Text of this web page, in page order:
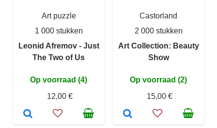
Art puzzle
1 000 stukken
Leonid Afremov - Just
The Two of Us
Op voorraad (4)
12,00 €
Castorland
2 000 stukken
Art Collection: Beauty
Show
Op voorraad (2)
15,00 €